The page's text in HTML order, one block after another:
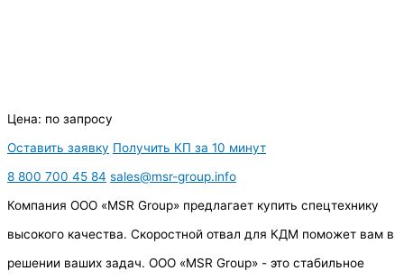
Цена: по запросу
Оставить заявку Получить КП за 10 минут
8 800 700 45 84 sales@msr-group.info
Компания ООО «MSR Group» предлагает купить спецтехнику
высокого качества. Скоростной отвал для КДМ поможет вам в
решении ваших задач. ООО «MSR Group» - это стабильное